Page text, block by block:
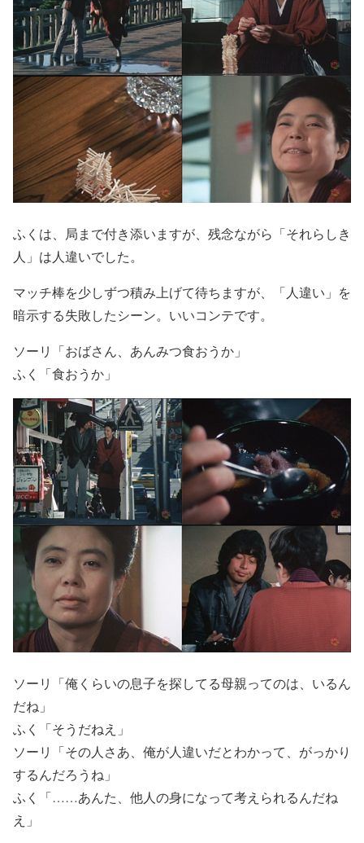
ふくは、局まで付き添いますが、残念ながら「それらしき
人」は人違いでした。
マッチ棒を少しずつ積み上げて待ちますが、「人違い」を
暗示する失敗したシーン。いいコンテです。
ソーリ「おばさん、あんみつ食おうか」
ふく「食おうか」
ソーリ「俺くらいの息子を探してる母親ってのは、いるん
だね」
ふく「そうだねえ」
ソーリ「その人さあ、俺が人違いだとわかって、がっかり
するんだろうね」
ふく「……あんた、他人の身になって考えられるんだね
え」